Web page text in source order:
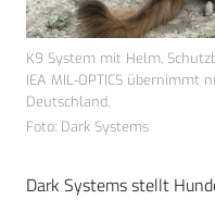
K9 System mit Helm,
IEA MIL-OPTICS übernimmt
Deutschland.
Foto: Dark Systems
Dark Systems stellt